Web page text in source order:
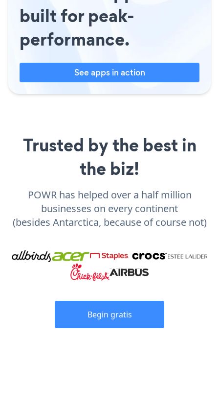
built for peak-
performance.
See apps in action
Trusted by the best in
the biz!
POWR has helped over a half million
businesses on every continent
(besides Antarctica, because of course not)
Begin gratis